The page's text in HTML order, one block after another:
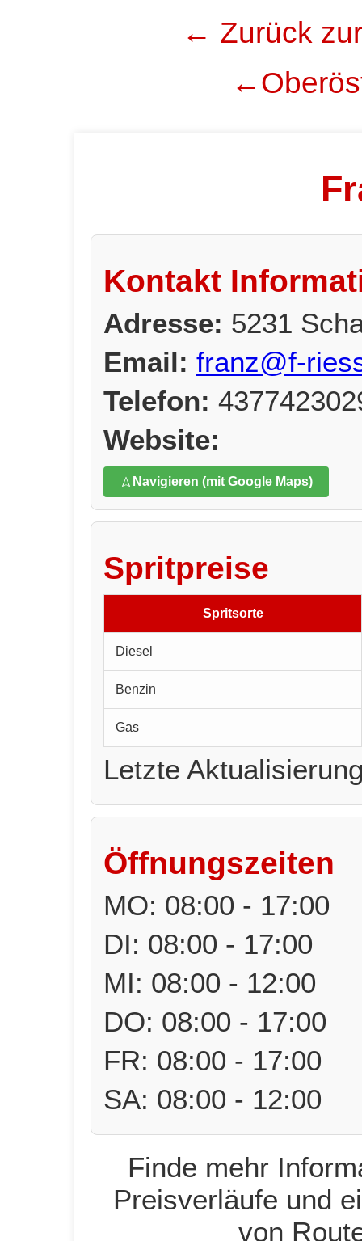
← Zurück
Kontakt
Adresse: 5231
Email: franz@f-
Telefon:
Website:
Navigieren (mit Google Maps)
Spritpreise
Spritsorte
Diesel
Benzin
Gas
Letzte
Öffnungszeiten
MO: 08:00 - 17:00
DI: 08:00 - 17:00
MI: 08:00 - 12:00
DO: 08:00 - 17:00
FR: 08:00 - 17:00
SA: 08:00 - 12:00
Finde mehr
Preisverläufe und
von